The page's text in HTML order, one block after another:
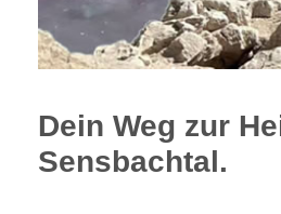
Dein Weg zur
Sensbachtal.